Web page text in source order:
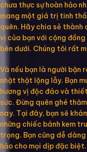
chưa thực sự hoàn hảo
mang một giá trị tinh
quên. Hãy chia sẻ thành
vị của bạn với cộng đồng
bên dưới. Chúng tôi rất
Và nếu bạn là người bận
nhật thật lộng lẫy. Bạn
hương vị độc đáo và
sức. Đừng quên ghé
nay. Tại đây, bạn sẽ
những chiếc bánh kem
trọng. Bạn cũng dễ
hảo cho mọi dịp đặc